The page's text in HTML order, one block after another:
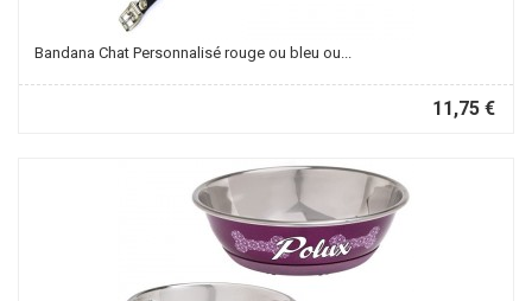
Bandana Chat Personnalisé rouge ou bleu ou...
11,75 €